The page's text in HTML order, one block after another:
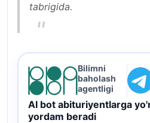
tabrigida.
Bilimni
baholash
agentligi
AI bot abituriyentlarga
yordam beradi